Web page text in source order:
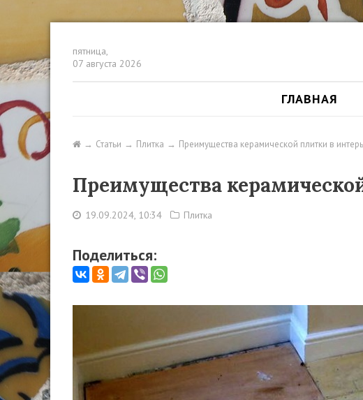
пятница,
07 августа 2026
ГЛАВНАЯ
Статьи Плитка Преимущества керамической плитки в
Преимущества
19.09.2024, 10:34 Плитка
Поделиться: